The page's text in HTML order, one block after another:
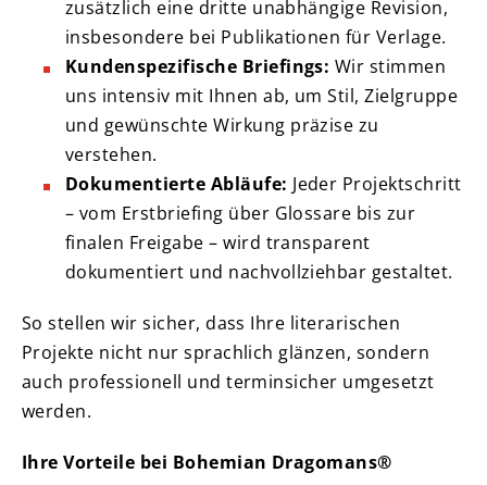
zusätzlich eine dritte unabhängige Revision,
insbesondere bei Publikationen für Verlage.
Kundenspezifische Briefings: Wir stimmen
uns intensiv mit Ihnen ab, um Stil, Zielgruppe
und gewünschte Wirkung präzise zu
verstehen.
Dokumentierte Abläufe: Jeder Projektschritt
– vom Erstbriefing über Glossare bis zur
finalen Freigabe – wird transparent
dokumentiert und nachvollziehbar gestaltet.
So stellen wir sicher, dass Ihre literarischen
Projekte nicht nur sprachlich glänzen, sondern
auch professionell und terminsicher umgesetzt
werden.
Ihre Vorteile bei Bohemian Dragomans®